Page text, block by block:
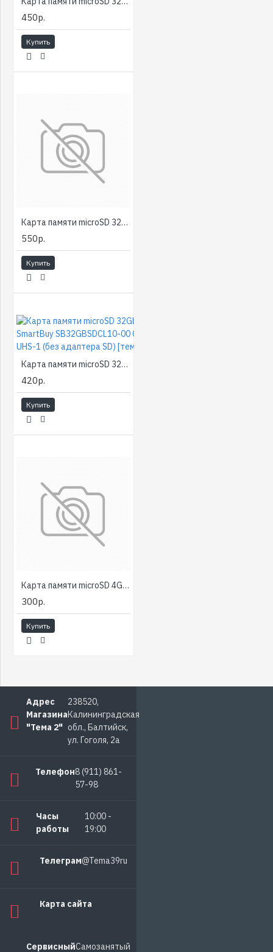
450р.
Купить
Карта памяти microSD 32Gb SanDisk SDSQUNR-032G-GN3MN, class10 100MB/s Ultra UHS-I [тема2]
550р.
Купить
Карта памяти microSD 32Gb SmartBuy SB32GBSDCL10-00 Class 10 UHS-1 (без адаптера SD) [тема2]
420р.
Купить
Карта памяти microSD 4Gb SmartBuy Class 4 (с адаптером SD) SB4GBSDCL4-01 [тема2]
300р.
Купить
Адрес
Магазина
"Тема 2"
238520,
Калининградская
обл., Балтийск,
ул. Гоголя, 2а
Телефон8 (911) 861-
57-98
Часы
работы
10:00 -
19:00
Телеграм@Tema39ru
Карта сайта
СервисныйСамозанятый